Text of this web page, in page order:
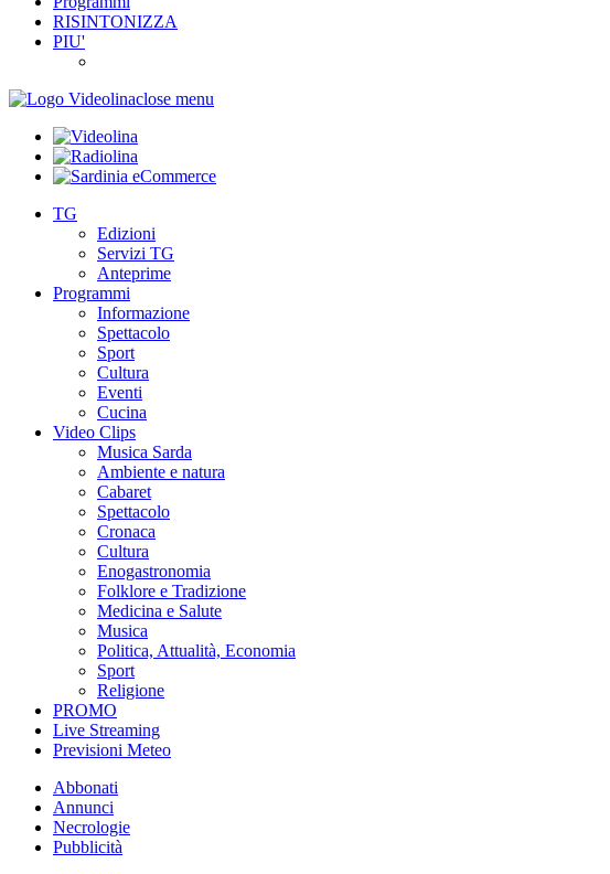
RISINTONIZZA
PIU'
close menu
TG
Edizioni
Servizi TG
Anteprime
Programmi
Informazione
Spettacolo
Sport
Cultura
Eventi
Cucina
Video Clips
Musica Sarda
Ambiente e natura
Cabaret
Spettacolo
Cronaca
Cultura
Enogastronomia
Folklore e Tradizione
Medicina e Salute
Musica
Politica, Attualità, Economia
Sport
Religione
PROMO
Live Streaming
Previsioni Meteo
Abbonati
Annunci
Necrologie
Pubblicità